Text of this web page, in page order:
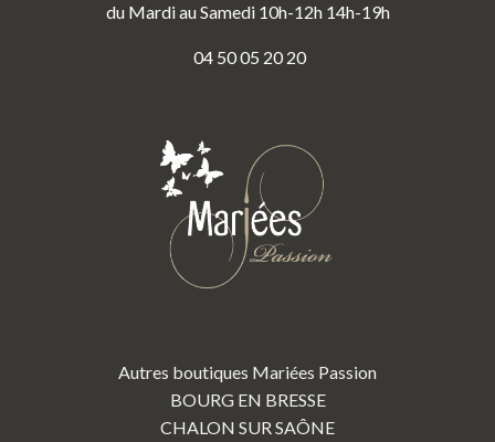
du Mardi au Samedi 10h-12h 14h-19h
04 50 05 20 20
Autres boutiques Mariées Passion
BOURG EN BRESSE
CHALON SUR SAÔNE